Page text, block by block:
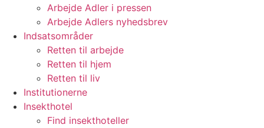
Arbejde Adler i pressen
Arbejde Adlers nyhedsbrev
Indsatsområder
Retten til arbejde
Retten til hjem
Retten til liv
Institutionerne
Insekthotel
Find insekthoteller